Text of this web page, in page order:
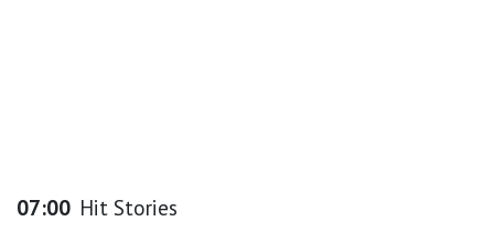
07:00 Hit Stories